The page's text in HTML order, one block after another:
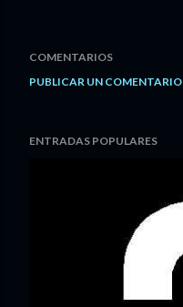
COMENTARIOS
PUBLICAR UN COMENTARIO
ENTRADAS POPULARES